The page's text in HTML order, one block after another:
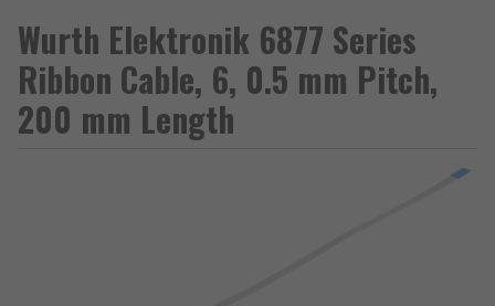
Wurth Elektronik 6877 Series
Ribbon Cable, 6, 0.5 mm Pitch,
200 mm Length